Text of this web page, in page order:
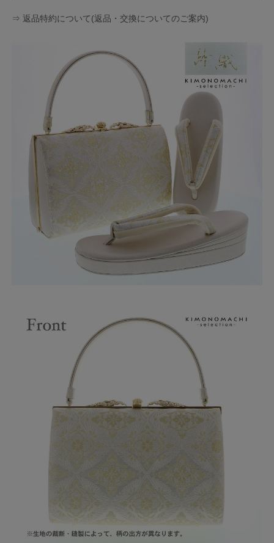
⇒ 返品特約について(返品・交換についてのご案内)